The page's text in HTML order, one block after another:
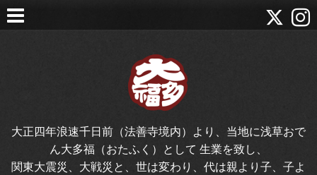
大正四年浪速千日前（法善寺境内）より、当地に浅草おで
ん大多福（おたふく）として 生業を致し、
関東大震災、大戦災と、世は変わり、代は親より子、子よ